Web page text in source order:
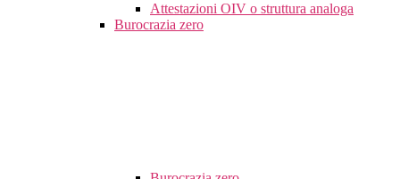
Attestazioni OIV o struttura analoga
Burocrazia zero